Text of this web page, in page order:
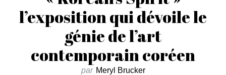
l’exposition qui dévoile le
génie de l’art
contemporain coréen
par Meryl Brucker